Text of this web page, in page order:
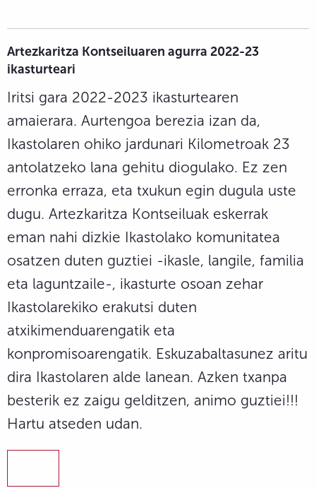
Artezkaritza Kontseiluaren agurra 2022-23
ikasturteari
Iritsi gara 2022-2023 ikasturtearen
amaierara. Aurtengoa berezia izan da,
Ikastolaren ohiko jardunari Kilometroak 23
antolatzeko lana gehitu diogulako. Ez zen
erronka erraza, eta txukun egin dugula uste
dugu. Artezkaritza Kontseiluak eskerrak
eman nahi dizkie Ikastolako komunitatea
osatzen duten guztiei -ikasle, langile, familia
eta laguntzaile-, ikasturte osoan zehar
Ikastolarekiko erakutsi duten
atxikimenduarengatik eta
konpromisoarengatik. Eskuzabaltasunez aritu
dira Ikastolaren alde lanean. Azken txanpa
besterik ez zaigu gelditzen, animo guztiei!!!
Hartu atseden udan.